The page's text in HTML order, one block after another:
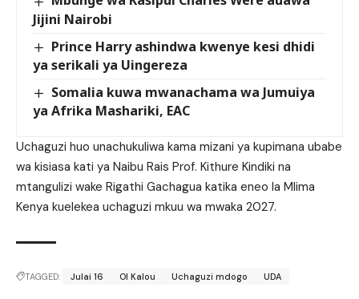
Jijini Nairobi
Prince Harry ashindwa kwenye kesi dhidi
ya serikali ya Uingereza
Somalia kuwa mwanachama wa Jumuiya
ya Afrika Mashariki, EAC
Uchaguzi huo unachukuliwa kama mizani ya kupimana ubabe
wa kisiasa kati ya Naibu Rais Prof. Kithure Kindiki na
mtangulizi wake Rigathi Gachagua katika eneo la Mlima
Kenya kuelekea uchaguzi mkuu wa mwaka 2027.
TAGGED: Julai 16 Ol Kalou Uchaguzi mdogo UDA